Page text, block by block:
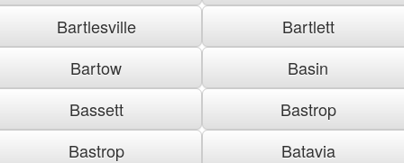
Bartlesville
Bartlett
Bartow
Basin
Bassett
Bastrop
Bastrop
Batavia